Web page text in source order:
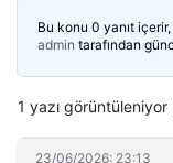
Bu konu 0 yanıt
admin tarafından
1 yazı görüntüleniyor
23/06/2026: 23:13